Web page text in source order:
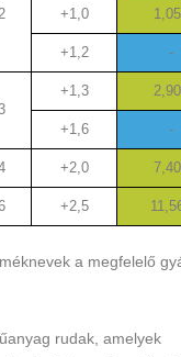
+1,0
+1,2 -
+1,3
+1,6 -
+2,0
+2,5
a megfelelő
rudak, amelyek